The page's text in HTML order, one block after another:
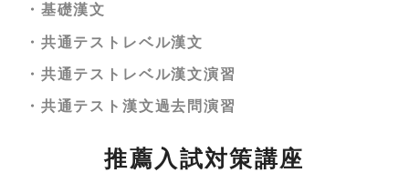
・基礎漢文
・共通テストレベル漢文
・共通テストレベル漢文演習
・共通テスト漢文過去問演習
推薦入試対策講座